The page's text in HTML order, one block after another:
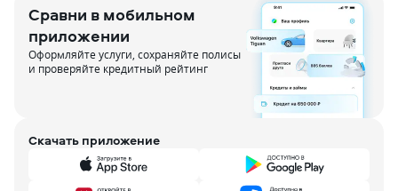
Сравни в мобильном
приложении
Оформляйте услуги, сохраняйте полисы
и проверяйте кредитный рейтинг
Скачать приложение